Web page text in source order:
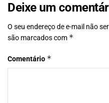
Deixe um
O seu endereço de e-mail não
são marcados com *
Comentário *